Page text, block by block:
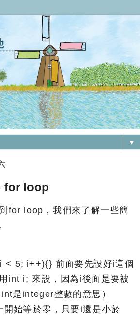
▼
for loop
for loop，我們來了解一些簡
< 5; i++){} 前面要先設好i這個
int i; 來設，因為i後面是要被
是integer整數的意思）
開始等於零，只要i還是小於